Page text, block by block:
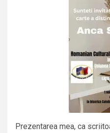
Prezentarea mea, ca